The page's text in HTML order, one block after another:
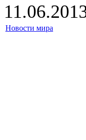
Новости мира